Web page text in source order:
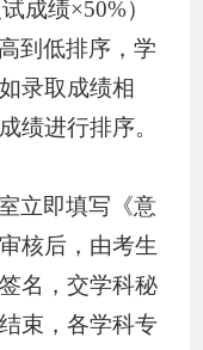
试成绩×50%）
到低排序，学
录取成绩相
绩进行排序。
立即填写《意
核后，由考生
名，交学科秘
束，各学科专